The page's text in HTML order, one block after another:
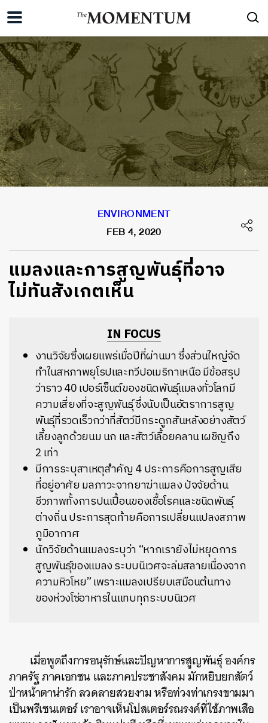
ENVIRONMENT
FEB 4, 2020
แมลงและการสูญพันธุ์ที่อาจ
ไม่ทันสังเกตเห็น
IN FOCUS
งานวิจัยซึ่งเผยแพร่เมื่อปีที่ผ่านมา ซึ่งส่วนใหญ่จัด
ทำในสหภาพยุโรปและทวีปอเมริกาเหนือ มีข้อสรุป
ว่าราว 40 เปอร์เซ็นต์ของชนิดพันธุ์แมลงทั่วโลกมี
ความเสี่ยงที่จะสูญพันธุ์ ซึ่งนับเป็นอัตราการสูญ
พันธุ์ที่รวดเร็วกว่าที่สัตว์มีกระดูกสันหลังอย่างสัตว์
เลี้ยงลูกด้วยนม นก และสัตว์เลื้อยคลาน เผชิญถึง
2 เท่า
มีการระบุสาเหตุสำคัญ 4 ประการคือการสูญเสีย
ที่อยู่อาศัย มลภาวะจากยาฆ่าแมลง ปัจจัยด้าน
ชีวภาพทั้งการปนเปื้อนของเชื้อโรคและชนิดพันธุ์
ต่างถิ่น ประการสุดท้ายคือการเปลี่ยนแปลงสภาพ
ภูมิอากาศ
นักวิจัยด้านแมลงระบุว่า “หากเรายังไม่หยุดการ
สูญพันธุ์ของแมลง ระบบนิเวศจะล่มสลายเนื่องจาก
ความหิวโหย” เพราะแมลงเปรียบเสมือนต้นทาง
ของห่วงโซ่อาหารในแทบทุกระบบนิเวศ
เมื่อพูดถึงการอนุรักษ์และปัญหาการสูญพันธุ์ องค์กร
ภาครัฐ ภาคเอกชน และภาคประชาสังคม มักหยิบยกสัตว์
ป่าหน้าตาน่ารัก ลวดลายสวยงาม หรือท่วงท่าเกรงขามมา
เป็นพรีเซนเตอร์ เราอาจเห็นโปสเตอร์รณรงค์ที่ใช้ภาพเสือ